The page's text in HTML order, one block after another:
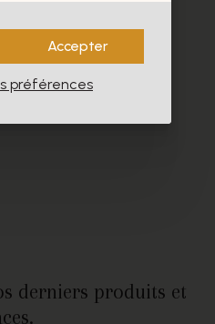
derniers produits et
Accepter
préférences